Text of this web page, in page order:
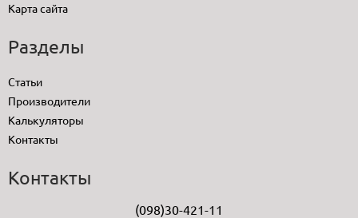
Карта сайта
Разделы
Статьи
Производители
Калькуляторы
Контакты
Контакты
(098)30-421-11